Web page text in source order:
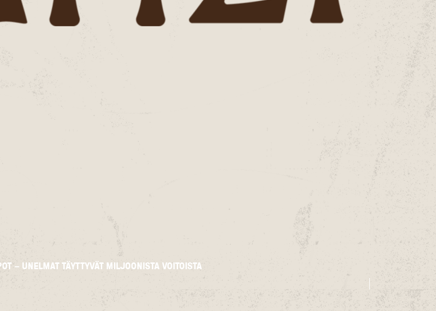
– UNELMAT TÄYTTYVÄT MILJOONISTA VOITOISTA